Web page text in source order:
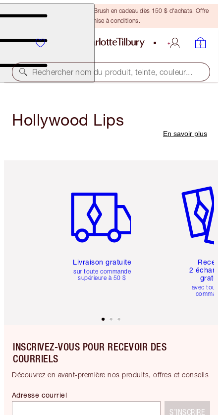
Recevez un pinceau Bronzing Brush en cadeau dès 150 $ d'achats! Offre
soumise à conditions.
Rechercher nom du produit, teinte, couleur...
Hollywood Lips
En savoir plus
Livraison gratuite
sur toute commande
supérieure à 50 $
2
avec
INSCRIVEZ-VOUS POUR RECEVOIR DES
COURRIELS
Découvrez en avant-première nos produits, offres et conseils
Adresse courriel
S’INSCRIRE